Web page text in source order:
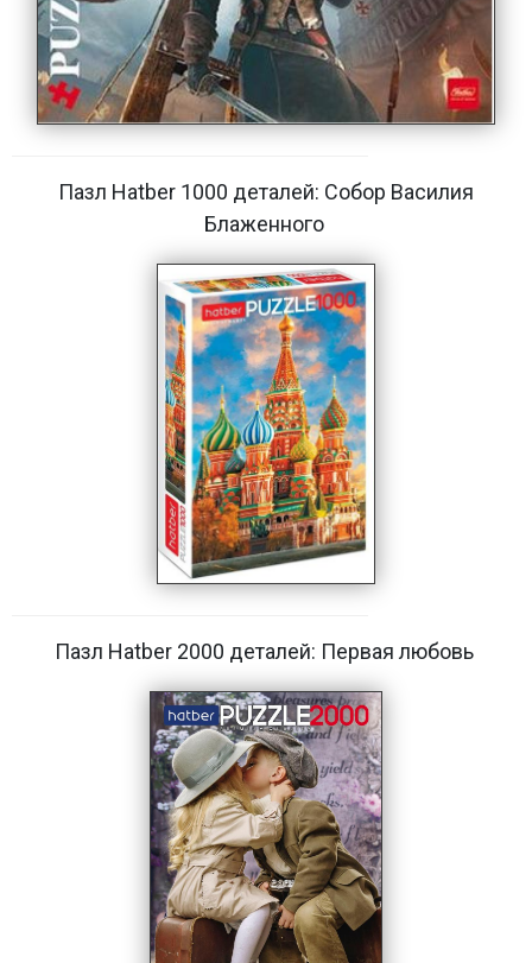
Пазл Hatber 1000 деталей: Собор Василия
Блаженного
Пазл Hatber 2000 деталей: Первая любовь